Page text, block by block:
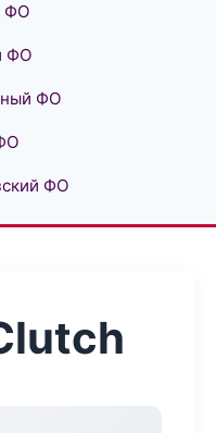
ФО
ФО
ФО
ФО